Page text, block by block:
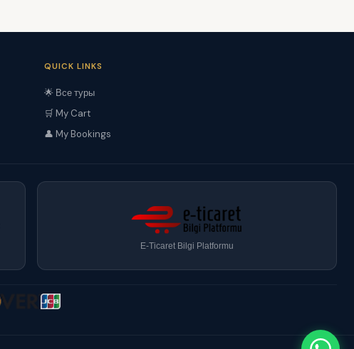
QUICK LINKS
🌟 Все туры
🛒 My Cart
👤 My Bookings
E-Ticaret Bilgi Platformu